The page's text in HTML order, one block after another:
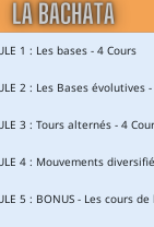
1 : Les bases - 4 Cours
2 : Les Bases évolutives
3 : Tours alternés - 4
4 : Mouvements
5 : BONUS - Les cours